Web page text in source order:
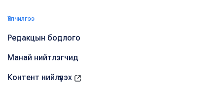
Үйлчилгээ
Редакцын бодлого
Манай нийтлэгчид
Контент нийлүүлэх